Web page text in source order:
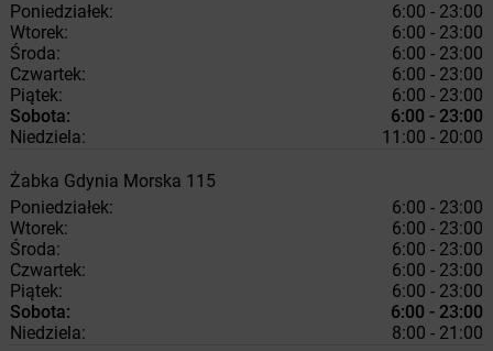
Poniedziałek:
6:00 - 23:00
Wtorek:
6:00 - 23:00
Środa:
6:00 - 23:00
Czwartek:
6:00 - 23:00
Piątek:
6:00 - 23:00
Sobota:
6:00 - 23:00
Niedziela:
11:00 - 20:00
Żabka Gdynia Morska 115
Poniedziałek:
6:00 - 23:00
Wtorek:
6:00 - 23:00
Środa:
6:00 - 23:00
Czwartek:
6:00 - 23:00
Piątek:
6:00 - 23:00
Sobota:
6:00 - 23:00
Niedziela:
8:00 - 21:00